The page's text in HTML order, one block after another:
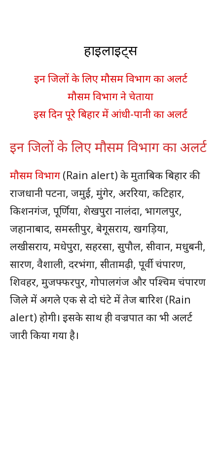
हाइलाइट्स
इन जिलों के लिए मौसम विभाग का अलर्ट
मौसम विभाग ने चेताया
इस दिन पूरे बिहार में आंधी-पानी का अलर्ट
इन जिलों के लिए मौसम विभाग का अलर्ट
मौसम विभाग (Rain alert) के मुताबिक बिहार की
राजधानी पटना, जमुई, मुंगेर, अररिया, कटिहार,
किशनगंज, पूर्णिया, शेखपुरा नालंदा, भागलपुर,
जहानाबाद, समस्तीपुर, बेगूसराय, खगड़िया,
लखीसराय, मधेपुरा, सहरसा, सुपौल, सीवान, मधुबनी,
सारण, वैशाली, दरभंगा, सीतामढ़ी, पूर्वी चंपारण,
शिवहर, मुजफ्फरपुर, गोपालगंज और पश्चिम चंपारण
जिले में अगले एक से दो घंटे में तेज बारिश (Rain
alert) होगी। इसके साथ ही वज्रपात का भी अलर्ट
जारी किया गया है।